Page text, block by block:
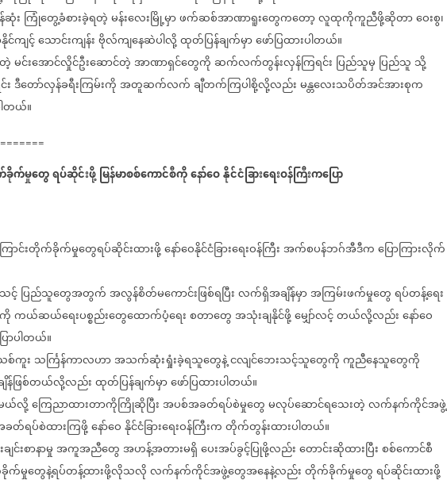
ဆုံး ကြုံတွေ့ခံစားခဲ့ရတဲ့မန်းလေးမြို့မှာဖက်ဆစ်အာဏာရူးတွေကတော့လူထုကိုကူညီဖို့ဆိုတာဝေးစွ၊
င်ကျင့်သောင်းကျန်းဗိုလ်ကျနေဆဲပါလို့ထုတ်ပြန်ချက်မှာဖော်ပြထားပါတယ်။
မင်းအောင်လှိုင်ဦးဆောင်တဲ့အာဏာရှင်တွေကိုဆက်လက်တွန်းလှန်ကြရင်း ပြည်သူမှ ပြည်သူ သို့
ဒီတော်လှန်ခရီးကြမ်းကိုအတူဆက်လက်ချီတက်ကြပါစို့လို့လည်းမန္တလေးသပိတ်အင်အားစုက
တယ်။
ခိုက်မှုတွေရပ်ဆိုင်းဖို့မြန်မာစစ်ကောင်စီကိုနော်ဝေနိုင်ငံခြားရေးဝန်ကြီးကပြော
ောင်းတိုက်ခိုက်မှုတွေရပ်ဆိုင်းထားဖို့နော်ဝေနိုင်ငံခြားရေးဝန်ကြီးအက်စပန်ဘဂ်အီဒီကပြောကြားလိုက်
င့်ပြည်သူတွေအတွက်အလွန်စိတ်မကောင်းဖြစ်ရပြီးလက်ရှိအချိန်မှာအကြမ်းဖက်မှုတွေရပ်တန့်ရေး
ကယ်ဆယ်ရေးပစ္စည်းတွေထောက်ပံ့ရေးစတာတွေအသုံးချနိုင်ဖို့မျှော်လင့်တယ်လို့လည်းနော်ဝေ
ောပါတယ်။
စ်ကူး သင်္ကြန်ကာလဟာအသက်ဆုံးရှုံးခဲ့ရသူတွေနဲ့ငလျင်ဘေးသင့်သူတွေကိုကူညီနေသူတွေကို
န်ဖြစ်တယ်လို့လည်းထုတ်ပြန်ချက်မှာဖော်ပြထားပါတယ်။
ယ်လို့ကြေညာထားတာကိုကြိုဆိုပြီးအပစ်အခတ်ရပ်စဲမှုတွေမလုပ်ဆောင်ရသေးတဲ့လက်နက်ကိုင်အဖွဲ့
တ်ရပ်စဲထားကြဖို့နော်ဝေနိုင်ငံခြားရေးဝန်ကြီးကတိုက်တွန်းထားပါတယ်။
င်းစာနာမှုအကူအညီတွေအဟန့်အတားမရှိပေးအပ်ခွင့်ပြုဖို့လည်းတောင်းဆိုထားပြီးစစ်ကောင်စီ
ခိုက်မှုတွေနဲ့ရပ်တန့်ထားဖို့လိုသလိုလက်နက်ကိုင်အဖွဲ့တွေအနေနဲ့လည်းတိုက်ခိုက်မှုတွေရပ်ဆိုင်းထားဖို့